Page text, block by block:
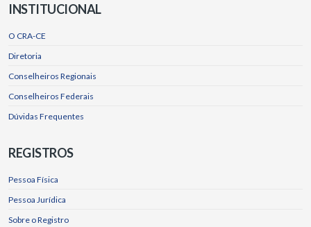
INSTITUCIONAL
O CRA-CE
Diretoria
Conselheiros Regionais
Conselheiros Federais
Dúvidas Frequentes
REGISTROS
Pessoa Física
Pessoa Jurídica
Sobre o Registro